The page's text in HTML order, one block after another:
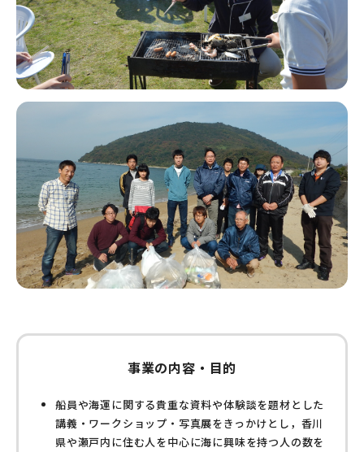
事業の内容・目的
船員や海運に関する貴重な資料や体験談を題材とした
講義・ワークショップ・写真展をきっかけとし，香川
県や瀬戸内に住む人を中心に海に興味を持つ人の数を